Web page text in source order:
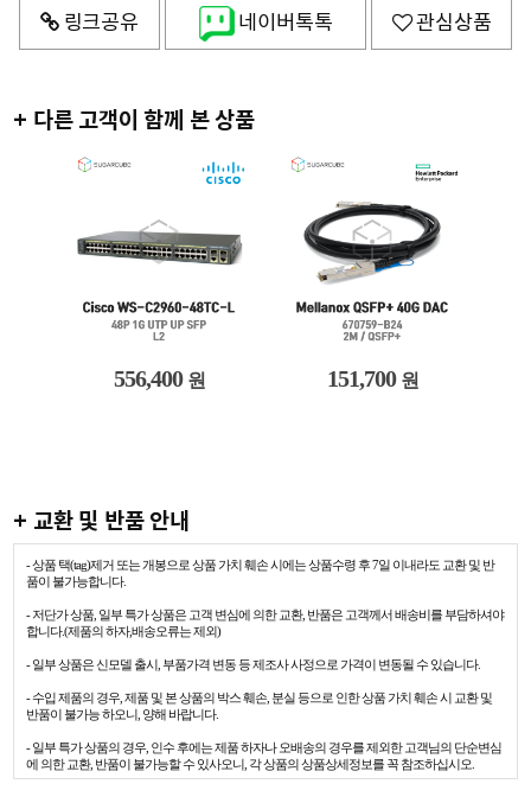
링크공유 네이버톡톡 관심상품
+ 다른 고객이 함께 본 상품
556,400 원 151,700 원
+ 교환 및 반품 안내
- 상품 택(tag)제거 또는 개봉으로 상품 가치 훼손 시에는 상품수령 후 7일 이내라도 교환 및 반
품이 불가능합니다.
- 저단가 상품, 일부 특가 상품은 고객 변심에 의한 교환, 반품은 고객께서 배송비를 부담하셔야
합니다.(제품의 하자,배송오류는 제외)
- 일부 상품은 신모델 출시, 부품가격 변동 등 제조사 사정으로 가격이 변동될 수 있습니다.
- 수입 제품의 경우, 제품 및 본 상품의 박스 훼손, 분실 등으로 인한 상품 가치 훼손 시 교환 및
반품이 불가능 하오니, 양해 바랍니다.
- 일부 특가 상품의 경우, 인수 후에는 제품 하자나 오배송의 경우를 제외한 고객님의 단순변심
에 의한 교환, 반품이 불가능할 수 있사오니, 각 상품의 상품상세정보를 꼭 참조하십시오.